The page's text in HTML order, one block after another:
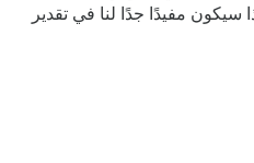
مفيدًا جدًا لنا في تقدير